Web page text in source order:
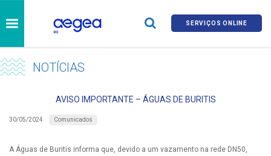
SERVIÇOS ONLINE
NOTÍCIAS
AVISO IMPORTANTE – ÁGUAS DE BURITIS
30/05/2024 Comunicados
A Águas de Buritis informa que, devido a um vazamento na rede DN50,